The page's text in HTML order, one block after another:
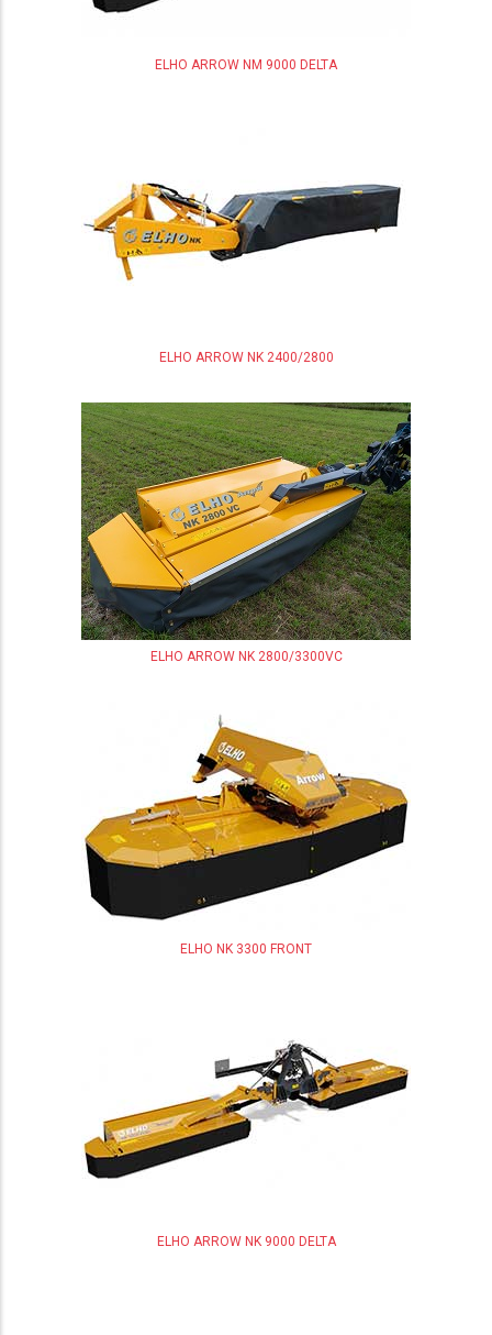
ELHO ARROW NM 9000 DELTA
ELHO ARROW NK 2400/2800
ELHO ARROW NK 2800/3300VC
ELHO NK 3300 FRONT
ELHO ARROW NK 9000 DELTA